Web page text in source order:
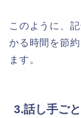
このように、
かる時間を節
ます。
3.話し手ご